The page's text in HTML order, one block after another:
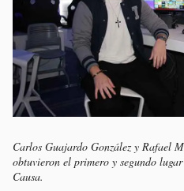
Carlos Guajardo González y Rafael
obtuvieron el primero y segundo
Causa.